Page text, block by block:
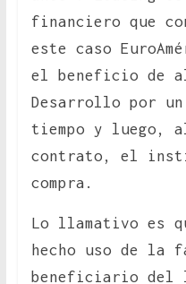
financiero que
este caso
el beneficio de
Desarrollo por
tiempo y luego,
contrato, el
compra.
Lo llamativo es
hecho uso de la
beneficiario del